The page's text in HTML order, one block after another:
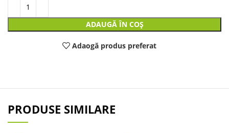
ADAUGĂ ÎN COȘ
Adaogă produs preferat
PRODUSE SIMILARE